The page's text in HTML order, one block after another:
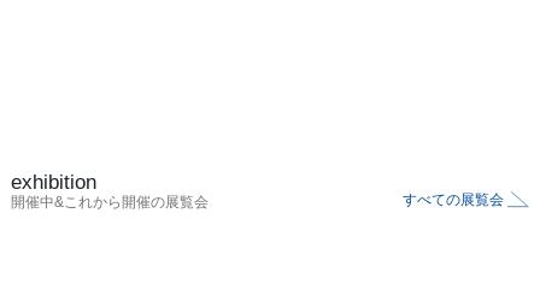
exhibition
開催中&これから開催の展覧会 すべての展覧会